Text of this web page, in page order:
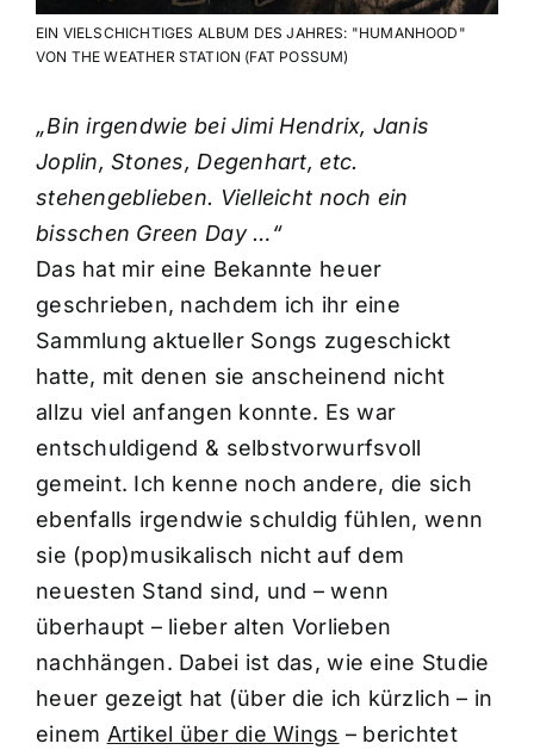
EIN VIELSCHICHTIGES ALBUM DES JAHRES: "HUMANHOOD"
VON THE WEATHER STATION (FAT POSSUM)
„Bin irgendwie bei Jimi Hendrix, Janis
Joplin, Stones, Degenhart, etc.
stehengeblieben. Vielleicht noch ein
bisschen Green Day …“
Das hat mir eine Bekannte heuer
geschrieben, nachdem ich ihr eine
Sammlung aktueller Songs zugeschickt
hatte, mit denen sie anscheinend nicht
allzu viel anfangen konnte. Es war
entschuldigend & selbstvorwurfsvoll
gemeint. Ich kenne noch andere, die sich
ebenfalls irgendwie schuldig fühlen, wenn
sie (pop)musikalisch nicht auf dem
neuesten Stand sind, und – wenn
überhaupt – lieber alten Vorlieben
nachhängen. Dabei ist das, wie eine Studie
heuer gezeigt hat (über die ich kürzlich – in
einem Artikel über die Wings – berichtet